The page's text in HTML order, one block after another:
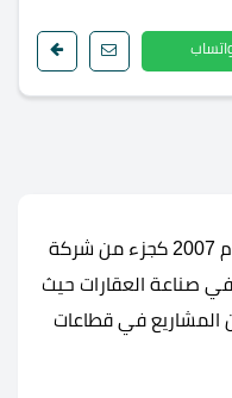
تأسست شركة بري العقارية في عام 2007 كجزء من شركة
صناعة العقارات حيث
في قطاعات